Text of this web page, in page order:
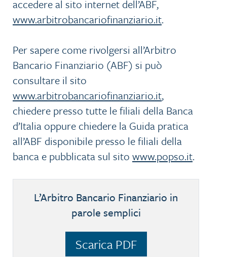
accedere al sito internet dell’ABF,
www.arbitrobancariofinanziario.it.
Per sapere come rivolgersi all’Arbitro
Bancario Finanziario (ABF) si può
consultare il sito
www.arbitrobancariofinanziario.it,
chiedere presso tutte le filiali della Banca
d’Italia oppure chiedere la Guida pratica
all’ABF disponibile presso le filiali della
banca e pubblicata sul sito www.popso.it.
L’Arbitro Bancario Finanziario in
parole semplici
Scarica PDF